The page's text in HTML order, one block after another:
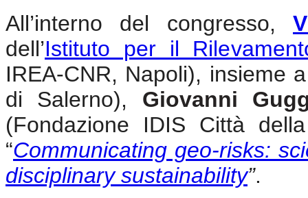
All’interno del congresso,
dell’Istituto per il
IREA-CNR, Napoli), insieme
di Salerno), Giovanni
(Fondazione IDIS Città
“Communicating geo-risks:
disciplinary sustainability”.